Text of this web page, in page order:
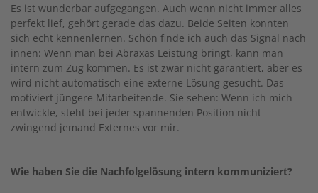
Es ist wunderbar aufgegangen. Auch wenn nicht immer alles
perfekt lief, gehört gerade das dazu. Beide Seiten konnten
sich echt kennenlernen. Schön finde ich auch das Signal nach
innen: Wenn man bei Abraxas Leistung bringt, kann man
intern zum Zug kommen. Es ist zwar nicht garantiert, aber es
wird nicht automatisch eine externe Lösung gesucht. Das
motiviert jüngere Mitarbeitende. Sie sehen: Wenn ich mich
entwickle, steht bei jeder spannenden Position nicht
zwingend jemand Externes vor mir.
Wie haben Sie die Nachfolgelösung intern kommuniziert?